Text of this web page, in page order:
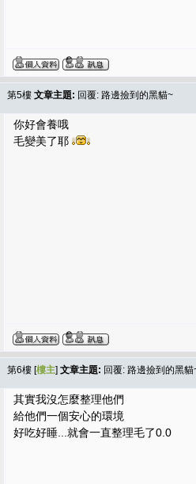
第5樓 文章主題: 回覆: 路邊撿到的黑貓~
你好會養哦
毛變美了耶
第6樓 [樓主] 文章主題: 回覆: 路邊撿到的黑貓
其實我沒怎麼整理他們
給他們一個安心的環境
好吃好睡...就會一直整理毛了0.0